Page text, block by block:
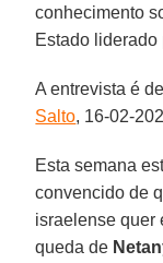
conhecimento
Estado liderado
A entrevista é de
Salto, 16-02-
Esta semana
convencido de
israelense quer
queda de